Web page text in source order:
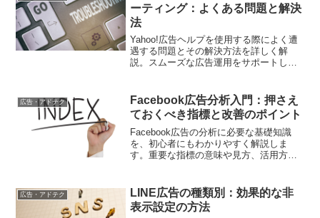
ーティング：よくある問題と解決
法
Yahoo!広告ヘルプを使用する際によく遭
遇する問題とその解決方法を詳しく解
説。スムーズな広告運用をサポートしま
広告・アドテク
Facebook広告分析入門：押さえ
ておくべき指標と改善のポイント
Facebook広告の分析に必要な基礎知識
を、初心者にもわかりやすく解説しま
す。重要な指標の意味や見方、活用方法
ヒントが得られます。Facebook広告の分
析に悩む方必見の内容です。
広告・アドテク
LINE広告の種類別：効果的な非
表示設定の方法